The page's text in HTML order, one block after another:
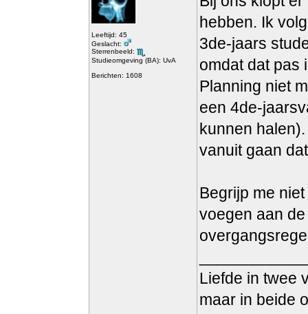
Leeftijd: 45
Geslacht:
Sterrenbeeld:
Studieomgeving (BA): UvA
Berichten: 1608
hebben. Ik
3de-jaars
omdat dat pas
Planning niet
een 4de-
kunnen
vanuit gaan
Begrijp me
voegen aan
Liefde in twee
maar in beide